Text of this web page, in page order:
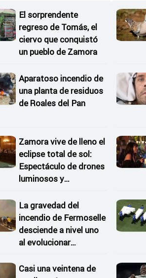
El sorprendente
regreso de Tomás, el
ciervo que conquistó
un pueblo de Zamora
Aparatoso incendio de
una planta de residuos
de Roales del Pan
Zamora vive de lleno el
eclipse total de sol:
Espectáculo de drones
luminosos y
Estrellas
La gravedad del
incendio de Fermoselle
desciende a nivel uno
al evolucionar
el riesgo
Casi una veintena de